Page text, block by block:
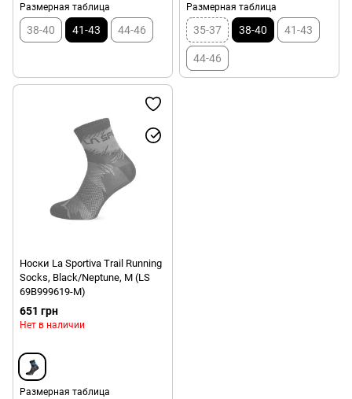
Размерная таблица
38-40 41-43 44-46
Размерная таблица
35-37 38-40 41-43
44-46
Носки La Sportiva Trail Running
Socks, Black/Neptune, M (LS
69B999619-M)
651 грн
Нет в наличии
Размерная таблица